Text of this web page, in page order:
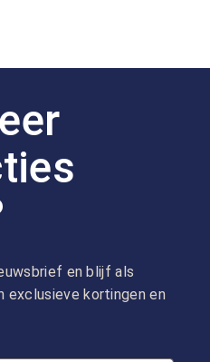
en blijf als
exclusieve kortingen en